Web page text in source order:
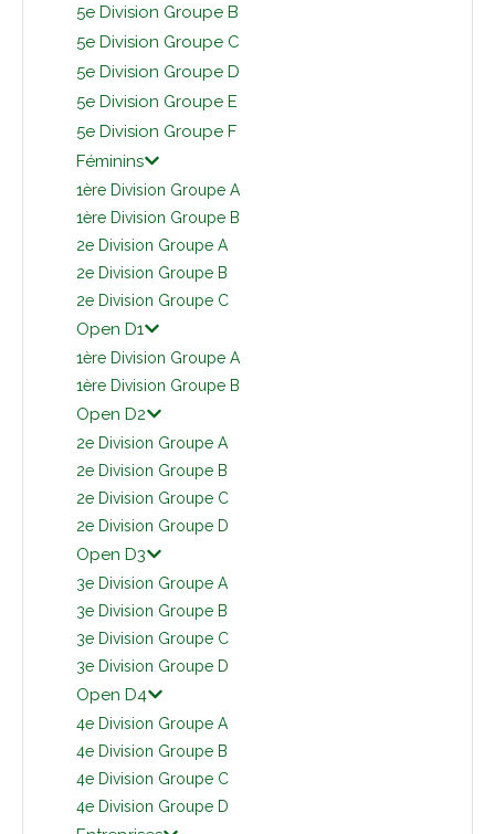
5e Division Groupe B
5e Division Groupe C
5e Division Groupe D
5e Division Groupe E
5e Division Groupe F
Féminins
1ère Division Groupe A
1ère Division Groupe B
2e Division Groupe A
2e Division Groupe B
2e Division Groupe C
Open D1
1ère Division Groupe A
1ère Division Groupe B
Open D2
2e Division Groupe A
2e Division Groupe B
2e Division Groupe C
2e Division Groupe D
Open D3
3e Division Groupe A
3e Division Groupe B
3e Division Groupe C
3e Division Groupe D
Open D4
4e Division Groupe A
4e Division Groupe B
4e Division Groupe C
4e Division Groupe D